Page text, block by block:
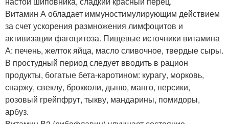
Витамин А обладает иммуностимулирующим действием
за счет ускорения размножения лимфоцитов и
активизации фагоцитоза. Пищевые источники витамина
А: печень, желток яйца, масло сливочное, твердые сыры.
В простудный период следует вводить в рацион
продукты, богатые бета-каротином: курагу, морковь,
спаржу, свеклу, брокколи, дыню, манго, персики,
розовый грейпфрут, тыкву, мандарины, помидоры,
арбуз.